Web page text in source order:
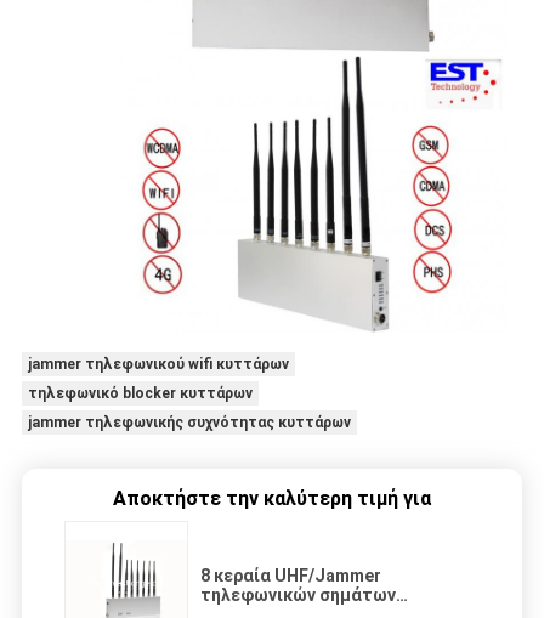
jammer τηλεφωνικού wifi κυττάρων
τηλεφωνικό blocker κυττάρων
jammer τηλεφωνικής συχνότητας κυττάρων
Αποκτήστε την καλύτερη τιμή για
8 κεραία UHF/Jammer
τηλεφωνικών σημάτων